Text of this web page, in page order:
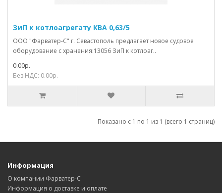
ЗиП к котлоагрегату КВА 0,63/5
ООО "Фарватер-С" г. Севастополь предлагает новое судовое
оборудование с хранения:13056 ЗиП к котлоаг..
0.00р.
Без НДС: 0.00р.
Показано с 1 по 1 из 1 (всего 1 страниц)
Информация
О компании Фарватер-С
Информация о доставке и оплате